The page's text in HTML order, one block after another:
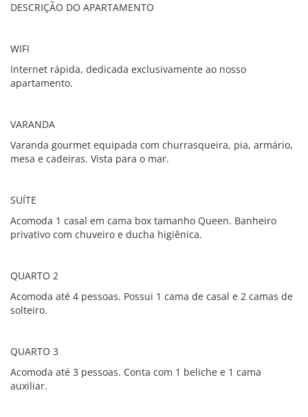
DESCRIÇÃO DO APARTAMENTO
WIFI
Internet rápida, dedicada exclusivamente ao nosso
apartamento.
VARANDA
Varanda gourmet equipada com churrasqueira, pia, armário,
mesa e cadeiras. Vista para o mar.
SUÍTE
Acomoda 1 casal em cama box tamanho Queen. Banheiro
privativo com chuveiro e ducha higiênica.
QUARTO 2
Acomoda até 4 pessoas. Possui 1 cama de casal e 2 camas de
solteiro.
QUARTO 3
Acomoda até 3 pessoas. Conta com 1 beliche e 1 cama
auxiliar.